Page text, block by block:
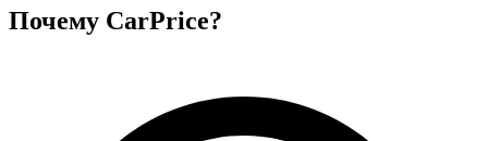
Почему CarPrice?